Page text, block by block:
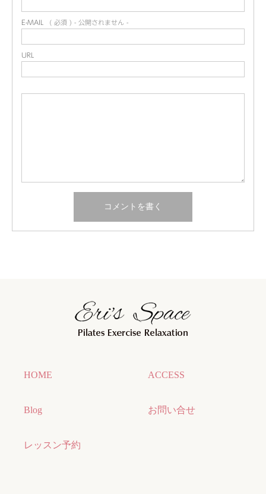
E-MAIL ( 必須 ) - 公開されません -
URL
HOME ACCESS
Blog お問い合せ
レッスン予約